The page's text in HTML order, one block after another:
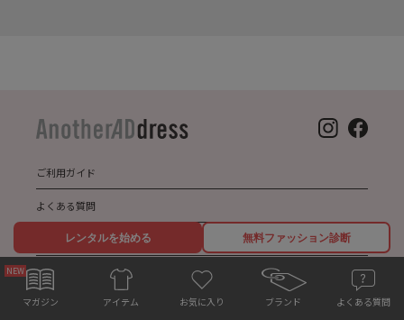
ご利用ガイド
よくある質問
ABOUT US
メディア掲載
サステナビリティ
マガジン アイテム お気に入り ブランド よくある質問
レンタルを始める 無料ファッション診断